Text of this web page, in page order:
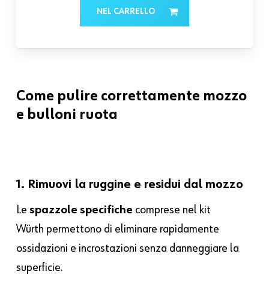
NEL CARRELLO
Come pulire correttamente mozzo
e bulloni ruota
1. Rimuovi la ruggine e residui dal mozzo
Lespazzole specifiche comprese nel kit
Würth permettono di eliminare rapidamente
ossidazioni e incrostazioni senza danneggiare la
superficie.